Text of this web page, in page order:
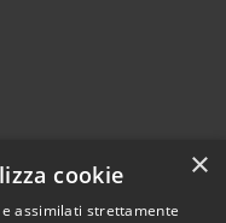
×
cookie
assimilati strettamente